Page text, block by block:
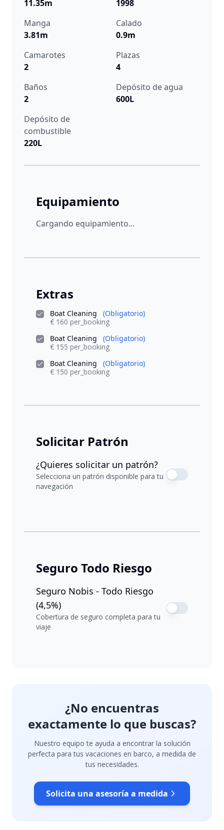
11.35m
1998
Manga
3.81m
Calado
0.9m
Camarotes
2
Plazas
4
Baños
2
Depósito de agua
600L
Depósito de
combustible
220L
Equipamiento
Cargando equipamiento...
Extras
Boat Cleaning
(Obligatorio)
€ 160 per_booking
Boat Cleaning
(Obligatorio)
€ 155 per_booking
Boat Cleaning
(Obligatorio)
€ 150 per_booking
Solicitar Patrón
¿Quieres solicitar un patrón?
Selecciona un patrón disponible para tu
navegación
Seguro Todo Riesgo
Seguro Nobis - Todo Riesgo
(4,5%)
Cobertura de seguro completa para tu
viaje
¿No encuentras
exactamente lo que buscas?
Nuestro equipo te ayuda a encontrar la solución
perfecta para tus vacaciones en barco, a medida de
tus necesidades.
Solicita una asesoría a medida